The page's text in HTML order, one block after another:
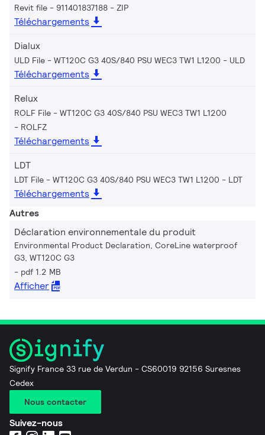
Revit file - 911401837188 ZIP
Téléchargements
Dialux
ULD File - WT120C G3 40S/840 PSU WEC3 TW1 L1200 ULD
Téléchargements
Relux
ROLF File - WT120C G3 40S/840 PSU WEC3 TW1 L1200
ROLFZ
Téléchargements
LDT
LDT File - WT120C G3 40S/840 PSU WEC3 TW1 L1200 LDT
Téléchargements
Autres
Déclaration environnementale du produit
Environmental Product Declaration, CoreLine waterproof
G3, WT120C G3
pdf 1.2 MB
Afficher
Signify France 33 rue de Verdun - CS60019 92156 Suresnes
Cedex
Nous contacter
Suivez-nous